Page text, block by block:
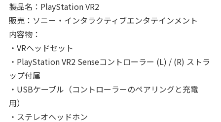
製品名：PlayStation VR2
販売：ソニー・インタラクティブエンタテインメント
内容物：
・VRヘッドセット
・PlayStation VR2 Senseコントローラー (L) / (R) ストラ
ップ付属
・USBケーブル（コントローラーのペアリングと充電
用）
・ステレオヘッドホン